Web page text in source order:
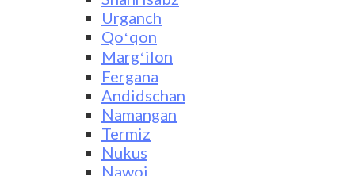
Urganch
Qoʻqon
Margʻilon
Fergana
Andidschan
Namangan
Termiz
Nukus
Nawoi